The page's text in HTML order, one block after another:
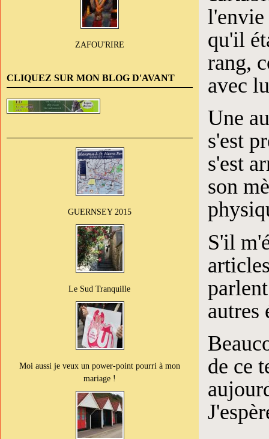
ZAFOU'RIRE
CLIQUEZ SUR MON BLOG D'AVANT
GUERNSEY 2015
Le Sud Tranquille
Moi aussi je veux un power-point pourri à mon
mariage !
l'envie
qu'il
rang,
avec
Une
s'est
s'est
son
S'il
autres
de ce